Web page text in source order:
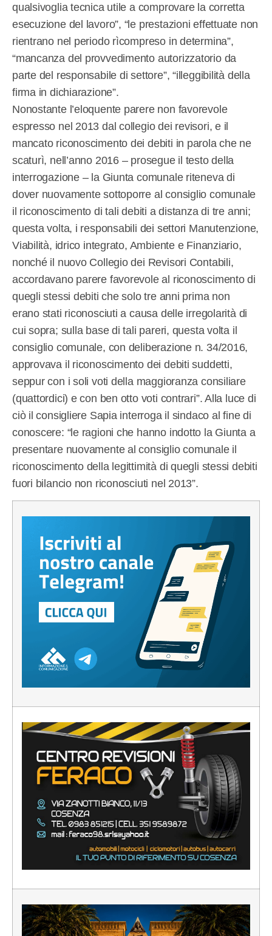
qualsivoglia tecnica utile a comprovare la corretta
esecuzione del lavoro”, “le prestazioni effettuate non
rientrano nel periodo rìcompreso in determina”,
“mancanza del provvedimento autorizzatorio da
parte del responsabile di settore”, “illeggibilità della
firma in dichiarazione”.
Nonostante l’eloquente parere non favorevole
espresso nel 2013 dal collegio dei revisori, e il
mancato riconoscimento dei debiti in parola che ne
scaturì, nell’anno 2016 – prosegue il testo della
interrogazione – la Giunta comunale riteneva di
dover nuovamente sottoporre al consiglio comunale
il riconoscimento di tali debiti a distanza di tre anni;
questa volta, i responsabili dei settori Manutenzione,
Viabilità, idrico integrato, Ambiente e Finanziario,
nonché il nuovo Collegio dei Revisori Contabili,
accordavano parere favorevole al riconoscimento di
quegli stessi debiti che solo tre anni prima non
erano stati riconosciuti a causa delle irregolarità di
cui sopra; sulla base di tali pareri, questa volta il
consiglio comunale, con deliberazione n. 34/2016,
approvava il riconoscimento dei debiti suddetti,
seppur con i soli voti della maggioranza consiliare
(quattordici) e con ben otto voti contrari”. Alla luce di
ciò il consigliere Sapia interroga il sindaco al fine di
conoscere: “le ragioni che hanno indotto la Giunta a
presentare nuovamente al consiglio comunale il
riconoscimento della legittimità di quegli stessi debiti
fuori bilancio non riconosciuti nel 2013”.